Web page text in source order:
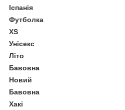
Іспанія
Футболка
XS
Унісекс
Літо
Бавовна
Новий
Бавовна
Хакі